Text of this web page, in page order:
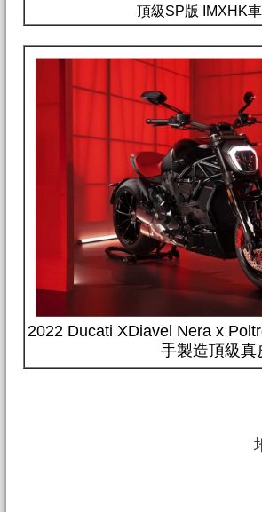
頂級SP版 IMXHK
2022 Ducati XDiavel Nera x
手製造頂級真